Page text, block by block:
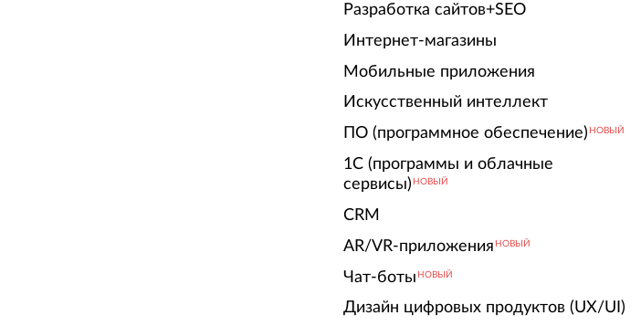
Разработка сайтов+SEO
Интернет-магазины
Мобильные приложения
Искусственный интеллект
ПО (программное обеспечение) НОВЫЙ
1С (программы и облачные
сервисы) НОВЫЙ
CRM
AR/VR-приложения НОВЫЙ
Чат-боты НОВЫЙ
Дизайн цифровых продуктов (UX/UI)